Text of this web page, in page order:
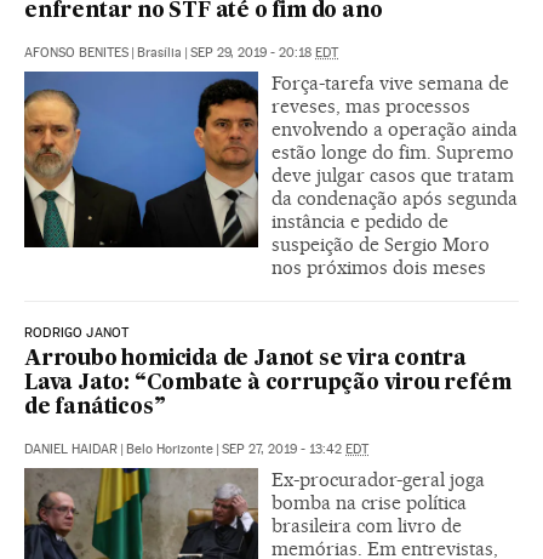
enfrentar no STF até o fim do ano
AFONSO BENITES | Brasília | SEP 29, 2019 - 20:18 EDT
Força-tarefa vive semana de
reveses, mas processos
envolvendo a operação ainda
estão longe do fim. Supremo
deve julgar casos que tratam
da condenação após segunda
instância e pedido de
suspeição de Sergio Moro
nos próximos dois meses
RODRIGO JANOT
Arroubo homicida de Janot se vira contra
Lava Jato: “Combate à corrupção virou refém
de fanáticos”
DANIEL HAIDAR | Belo Horizonte | SEP 27, 2019 - 13:42 EDT
Ex-procurador-geral joga
bomba na crise política
brasileira com livro de
memórias. Em entrevistas,